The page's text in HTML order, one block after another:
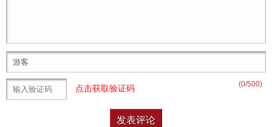
(0/500)
点击获取验证码